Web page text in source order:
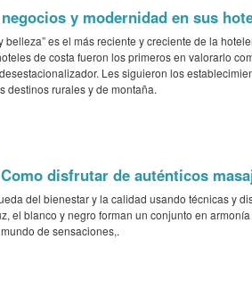
y modernidad en sus
belleza” es el más reciente y creciente de la
de costa fueron los primeros en valorarlo
Les siguieron los
destinos rurales y de montaña.
disfrutar de auténticos
del bienestar y la calidad usando técnicas y
el blanco y negro forman un conjunto en
de sensaciones,.